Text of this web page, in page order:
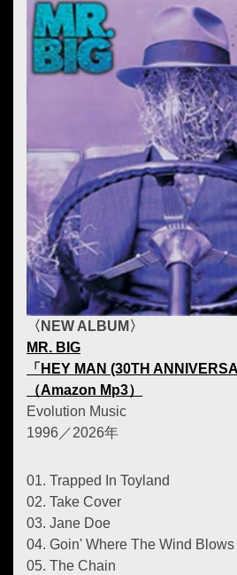
〈NEW ALBUM〉
MR. BIG
「HEY MAN (30TH
（Amazon Mp3）
Evolution Music
1996／2026年
01. Trapped In Toyland
02. Take Cover
03. Jane Doe
04. Goin' Where The Wind Blows
05. The Chain